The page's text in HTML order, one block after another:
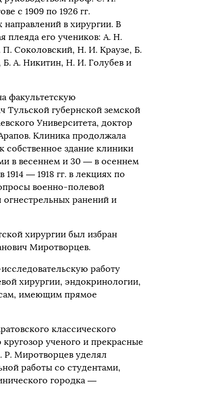
с 1909 по 1926 гг.
в хирургии. В
плеяда его учеников: А. Н.
Соколовский, Н. И. Краузе, Б.
А. Никитин, Н. И. Голубев и
факультетскую
Тульской губернской земской
Университета, доктор
Клиника продолжала
собственное здание клиники
в весеннем и 30 — в осеннем
— 1918 гг. в лекциях по
военно-полевой
ранений и
хирургии был избран
Миротворцев.
работу
хирургии, эндокринологии,
имеющим прямое
классического
кругозор ученого и прекрасные
Р. Миротворцев уделял
работы со студентами,
городка —